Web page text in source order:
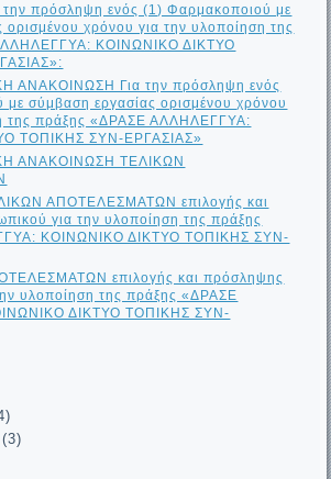
πρόσληψη ενός (1) Φαρμακοποιού με
ορισμένου χρόνου για την υλοποίηση της
ΚΟΙΝΩΝΙΚΟ ΔΙΚΤΥΟ
ΑΝΑΚΟΙΝΩΣΗ Για την πρόσληψη ενός
σύμβαση εργασίας ορισμένου χρόνου
της πράξης «ΔΡΑΣΕ ΑΛΛΗΛΕΓΓΥΑ:
ΤΟΠΙΚΗΣ ΣΥΝ-ΕΡΓΑΣΙΑΣ»
ΑΝΑΚΟΙΝΩΣΗ ΤΕΛΙΚΩΝ
ΑΠΟΤΕΛΕΣΜΑΤΩΝ επιλογής και
για την υλοποίηση της πράξης
ΚΟΙΝΩΝΙΚΟ ΔΙΚΤΥΟ ΤΟΠΙΚΗΣ ΣΥΝ-
επιλογής και πρόσληψης
υλοποίηση της πράξης «ΔΡΑΣΕ
ΔΙΚΤΥΟ ΤΟΠΙΚΗΣ ΣΥΝ-
(3)